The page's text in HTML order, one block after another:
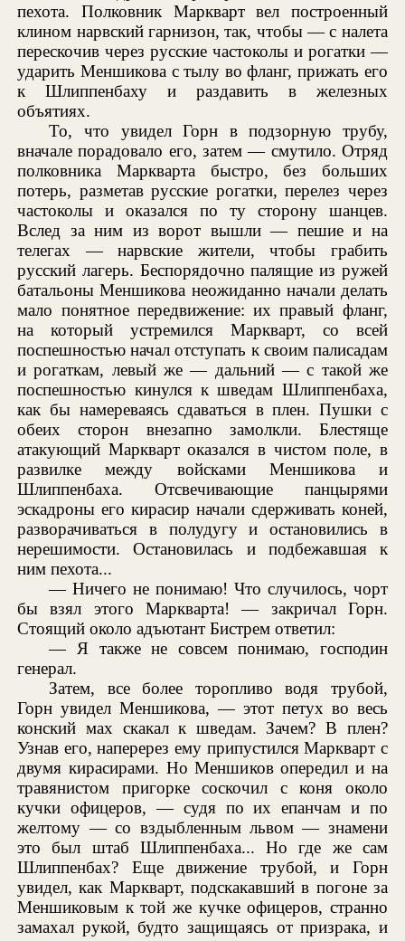
пехота. Полковник Маркварт вел построенный
клином нарвский гарнизон, так, чтобы — с налета
перескочив через русские частоколы и рогатки —
ударить Меншикова с тылу во фланг, прижать его
к Шлиппенбаху и раздавить в железных
объятиях.
То, что увидел Горн в подзорную трубу,
вначале порадовало его, затем — смутило. Отряд
полковника Маркварта быстро, без больших
потерь, разметав русские рогатки, перелез через
частоколы и оказался по ту сторону шанцев.
Вслед за ним из ворот вышли — пешие и на
телегах — нарвские жители, чтобы грабить
русский лагерь. Беспорядочно палящие из ружей
батальоны Меншикова неожиданно начали делать
мало понятное передвижение: их правый фланг,
на который устремился Маркварт, со всей
поспешностью начал отступать к своим палисадам
и рогаткам, левый же — дальний — с такой же
поспешностью кинулся к шведам Шлиппенбаха,
как бы намереваясь сдаваться в плен. Пушки с
обеих сторон внезапно замолкли. Блестяще
атакующий Маркварт оказался в чистом поле, в
развилке между войсками Меншикова и
Шлиппенбаха. Отсвечивающие панцырями
эскадроны его кирасир начали сдерживать коней,
разворачиваться в полудугу и остановились в
нерешимости. Остановилась и подбежавшая к
ним пехота...
— Ничего не понимаю! Что случилось, чорт
бы взял этого Маркварта! — закричал Горн.
Стоящий около адъютант Бистрем ответил:
— Я также не совсем понимаю, господин
генерал.
Затем, все более торопливо водя трубой,
Горн увидел Меншикова, — этот петух во весь
конский мах скакал к шведам. Зачем? В плен?
Узнав его, наперерез ему припустился Маркварт с
двумя кирасирами. Но Меншиков опередил и на
травянистом пригорке соскочил с коня около
кучки офицеров, — судя по их епанчам и по
желтому — со вздыбленным львом — знамени
это был штаб Шлиппенбаха... Но где же сам
Шлиппенбах? Еще движение трубой, и Горн
увидел, как Маркварт, подскакавший в погоне за
Меншиковым к той же кучке офицеров, странно
замахал рукой, будто защищаясь от призрака, и